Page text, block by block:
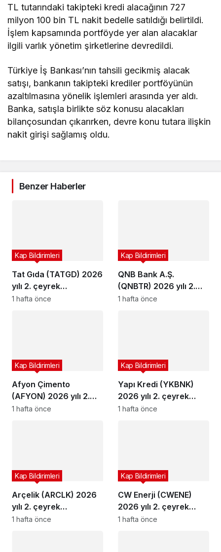
TL tutarındaki takipteki kredi alacağının 727
milyon 100 bin TL nakit bedelle satıldığı belirtildi.
İşlem kapsamında portföyde yer alan alacaklar
ilgili varlık yönetim şirketlerine devredildi.
Türkiye İş Bankası’nın tahsili gecikmiş alacak
satışı, bankanın takipteki krediler portföyünün
azaltılmasına yönelik işlemleri arasında yer aldı.
Banka, satışla birlikte söz konusu alacakları
bilançosundan çıkarırken, devre konu tutara ilişkin
nakit girişi sağlamış oldu.
Benzer Haberler
Tat Gıda (TATGD) 2026
yılı 2. çeyrek
bilançosunu açıkladı
Kap Bildirimleri
1 hafta önce
QNB Bank A.Ş.
(QNBTR) 2026 yılı 2.
çeyrek bilançosunu
Kap Bildirimleri
1 hafta önce
Afyon Çimento
(AFYON) 2026 yılı 2.
çeyrek bilançosunu
Kap Bildirimleri
1 hafta önce
Yapı Kredi (YKBNK)
2026 yılı 2. çeyrek
bilançosunu açıkladı
Kap Bildirimleri
1 hafta önce
Arçelik (ARCLK) 2026
yılı 2. çeyrek
bilançosunu açıkladı
Kap Bildirimleri
1 hafta önce
CW Enerji (CWENE)
2026 yılı 2. çeyrek
bilançosunu açıkladı
Kap Bildirimleri
1 hafta önce